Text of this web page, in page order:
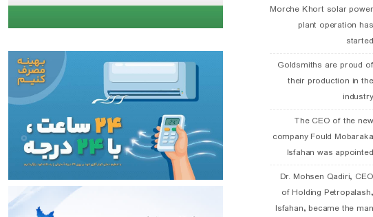
Morche Khort solar power
plant operation has
started
Goldsmiths are proud of
their production in the
industry
The CEO of the new
company Fould Mobaraka
Isfahan was appointed
Dr. Mohsen Qadiri, CEO
of Holding Petropalash,
Isfahan, became the man